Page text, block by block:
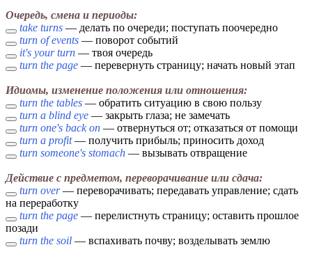
Очередь, смена и периоды:
take turns — делать по очереди; поступать поочередно
turn of events — поворот событий
it's your turn — твоя очередь
turn the page — перевернуть страницу; начать новый этап
Идиомы, изменение положения или отношения:
turn the tables — обратить ситуацию в свою пользу
turn a blind eye — закрыть глаза; не замечать
turn one's back on — отвернуться от; отказаться от помощи
turn a profit— получить прибыль; приносить доход
turn someone's stomach — вызывать отвращение
Действие с предметом, переворачивание или сдача:
turn over— переворачивать; передавать управление; сдать
на переработку
turn the page — перелистнуть страницу; оставить прошлое
позади
turn the soil — вспахивать почву; возделывать землю